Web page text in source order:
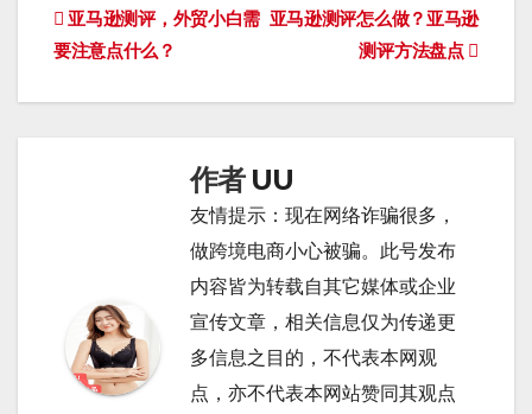
文
章
亚马逊测评怎么做？亚马逊
测评方法盘点
亚马逊测评，外贸小白需
要注意点什么？
作者 UU
友情提示：现在网络诈骗很多，
做跨境电商小心被骗。此号发布
内容皆为转载自其它媒体或企业
宣传文章，相关信息仅为传递更
多信息之目的，不代表本网观
点，亦不代表本网站赞同其观点